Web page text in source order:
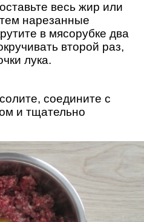
весь жир или
нарезанные
в мясорубке два
второй раз,
лука.
соедините с
и тщательно